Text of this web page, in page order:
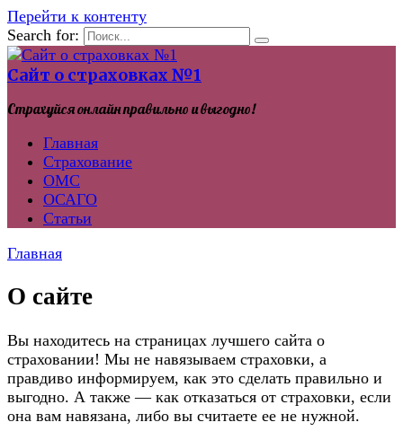
Перейти к контенту
Search for:
Сайт о страховках №1
Страхуйся онлайн правильно и выгодно!
Главная
Страхование
ОМС
ОСАГО
Статьи
Главная
О сайте
Вы находитесь на страницах лучшего сайта о
страховании! Мы не навязываем страховки, а
правдиво информируем, как это сделать правильно и
выгодно. А также — как отказаться от страховки, если
она вам навязана, либо вы считаете ее не нужной.